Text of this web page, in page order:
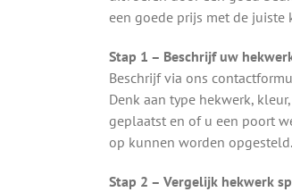
een goede prijs met de
Stap 1 – Beschrijf uw
Beschrijf via ons
Denk aan type hekwerk,
geplaatst en of u een poort
op kunnen worden opgesteld.
Stap 2 – Vergelijk hekwerk